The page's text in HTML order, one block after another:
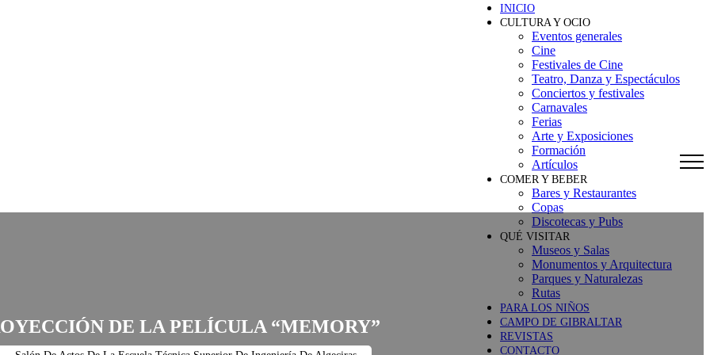
INICIO
CULTURA Y OCIO
Eventos generales
Cine
Festivales de Cine
Teatro, Danza y Espectáculos
Conciertos y festivales
Carnavales
Ferias
Arte y Exposiciones
Formación
Artículos
COMER Y BEBER
Bares y Restaurantes
Copas
Discotecas y Pubs
QUÉ VISITAR
Museos y Salas
Monumentos y Arquitectura
Parques y Naturalezas
Rutas
PARA LOS NIÑOS
CAMPO DE GIBRALTAR
REVISTAS
CONTACTO
DE LA PELÍCULA “MEMORY”